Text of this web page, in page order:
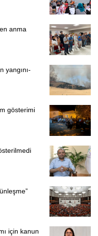
anma
yangını-
gösterimi
için kanun